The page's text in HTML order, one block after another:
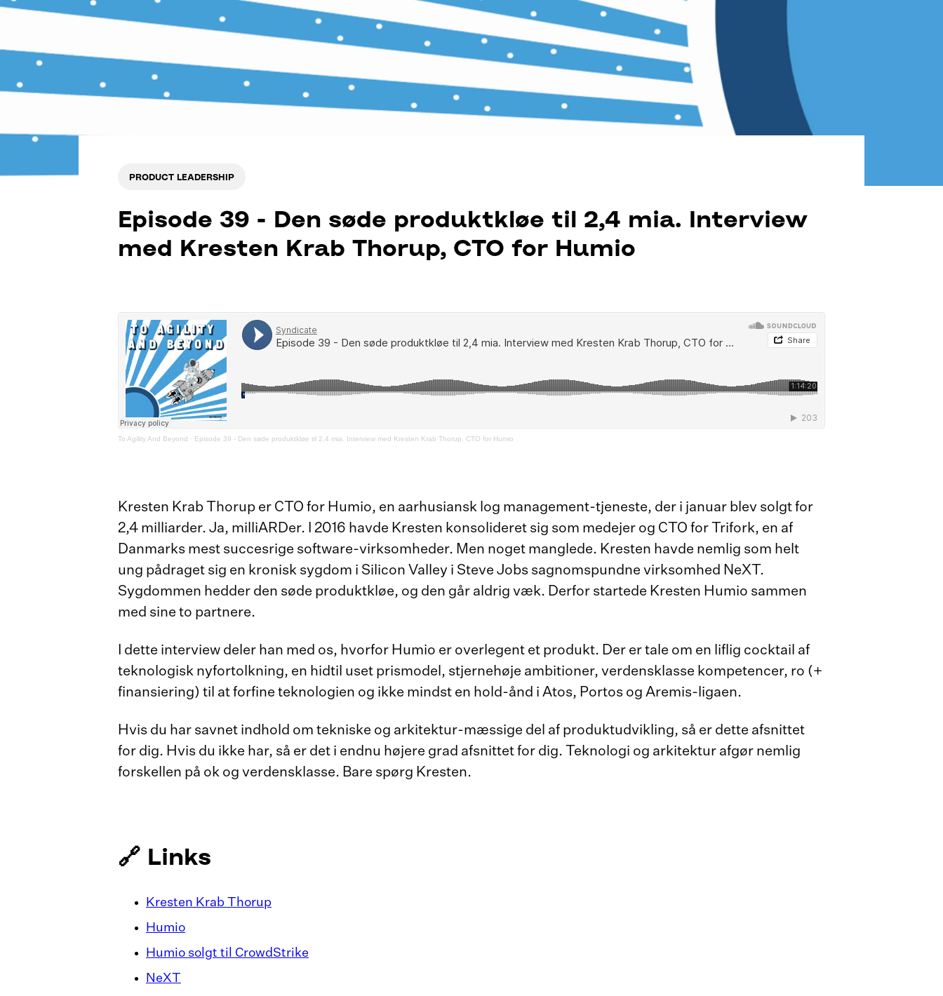
PRODUCT LEADERSHIP
Episode 39 - Den søde produktkløe til 2,4 mia. Interview
med Kresten Krab Thorup, CTO for Humio
To Agility And Beyond · Episode 39 - Den søde produktkløe til 2,4 mia. Interview med Kresten Krab Thorup, CTO for Humio
Kresten Krab Thorup er CTO for Humio, en aarhusiansk log management-tjeneste, der i januar blev solgt for
2,4 milliarder. Ja, milliARDer. I 2016 havde Kresten konsolideret sig som medejer og CTO for Trifork, en af
Danmarks mest succesrige software-virksomheder. Men noget manglede. Kresten havde nemlig som helt
ung pådraget sig en kronisk sygdom i Silicon Valley i Steve Jobs sagnomspundne virksomhed NeXT.
Sygdommen hedder den søde produktkløe, og den går aldrig væk. Derfor startede Kresten Humio sammen
med sine to partnere.
I dette interview deler han med os, hvorfor Humio er overlegent et produkt. Der er tale om en liflig cocktail af
teknologisk nyfortolkning, en hidtil uset prismodel, stjernehøje ambitioner, verdensklasse kompetencer, ro (+
finansiering) til at forfine teknologien og ikke mindst en hold-ånd i Atos, Portos og Aremis-ligaen.
Hvis du har savnet indhold om tekniske og arkitektur-mæssige del af produktudvikling, så er dette afsnittet
for dig. Hvis du ikke har, så er det i endnu højere grad afsnittet for dig. Teknologi og arkitektur afgør nemlig
forskellen på ok og verdensklasse. Bare spørg Kresten.
🔗 Links
Kresten Krab Thorup
Humio
Humio solgt til CrowdStrike
NeXT